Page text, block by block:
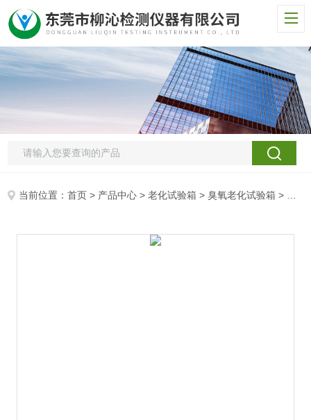
当前位置：首页 > 产品中心 >老化试验箱 >臭氧老化试验箱 > 橡胶产品耐臭氧试验箱